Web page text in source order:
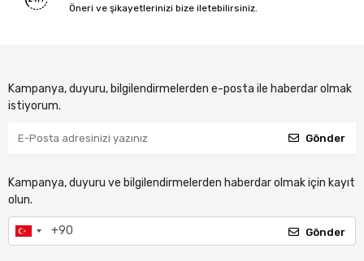
Öneri ve şikayetlerinizi bize iletebilirsiniz.
Kampanya, duyuru, bilgilendirmelerden e-posta ile haberdar olmak
istiyorum.
Gönder
Kampanya, duyuru ve bilgilendirmelerden haberdar olmak için kayıt
olun.
Gönder